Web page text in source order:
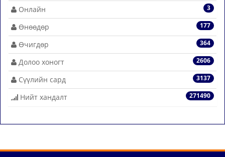
3
Онлайн
177
Өнөөдөр
364
Өчигдөр
2606
Долоо хоногт
3137
Сүүлийн сард
271490
Нийт хандалт